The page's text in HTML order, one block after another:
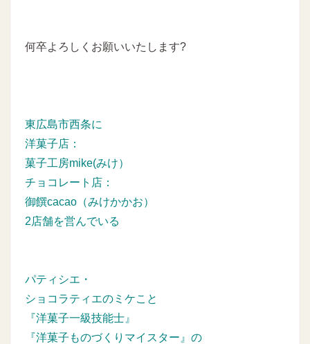
何卒よろしくお願いいたします?
東広島市西条に
洋菓子店：
菓子工房mike(みけ）
チョコレート店：
御饌cacao（みけかかお）
2店舗を営んでいる
パティシエ・
ショコラティエのミケこと
『洋菓子一級技能士』
『洋菓子ものづくりマイスター』の